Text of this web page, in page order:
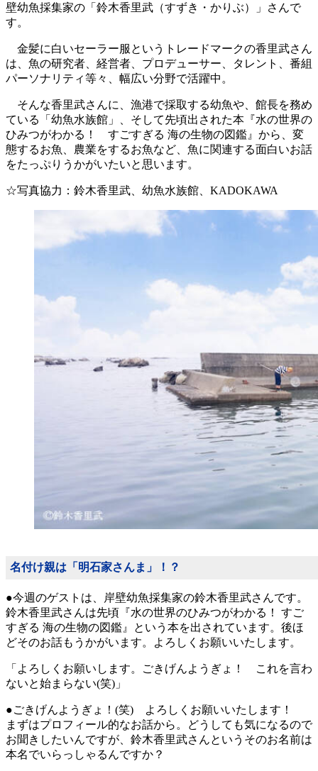
壁幼魚採集家の「鈴木香里武（すずき・かりぶ）」さんで
す。
金髪に白いセーラー服というトレードマークの香里武さん
は、魚の研究者、経営者、プロデューサー、タレント、番組
パーソナリティ等々、幅広い分野で活躍中。
そんな香里武さんに、漁港で採取する幼魚や、館長を務め
ている「幼魚水族館」、そして先頃出された本『水の世界の
ひみつがわかる！ すごすぎる 海の生物の図鑑』から、変
態するお魚、農業をするお魚など、魚に関連する面白いお話
をたっぷりうかがいたいと思います。
☆写真協力：鈴木香里武、幼魚水族館、KADOKAWA
名付け親は「明石家さんま」！？
●今週のゲストは、岸壁幼魚採集家の鈴木香里武さんです。
鈴木香里武さんは先頃『水の世界のひみつがわかる！ すご
すぎる 海の生物の図鑑』という本を出されています。後ほ
どそのお話もうかがいます。よろしくお願いいたします。
「よろしくお願いします。ごきげんようぎょ！ これを言わ
ないと始まらない(笑)」
●ごきげんようぎょ！(笑) よろしくお願いいたします！
まずはプロフィール的なお話から。どうしても気になるので
お聞きしたいんですが、鈴木香里武さんというそのお名前は
本名でいらっしゃるんですか？